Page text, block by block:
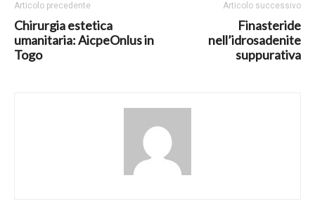
Articolo precedente
Chirurgia estetica
umanitaria: AicpeOnlus in
Togo
Articolo successivo
Finasteride
nell’idrosadenite
suppurativa